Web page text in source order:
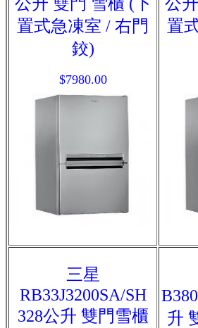
置式急凍室 / 右門
鉸)
$7980.00
置
三星
RB33J3200SA/SH
328公升 雙門雪櫃
升